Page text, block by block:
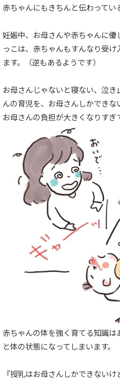
赤ちゃんにもきちんと伝わってい
妊娠中、お母さんや赤ちゃんに
っこは、赤ちゃんもすんなり受
ます。（逆もあるようです）
お母さんじゃないと寝ない、泣
んの育児を、お母さんしかできな
お母さんの負担が大きくなりすぎ
赤ちゃんの体を強く育てる知識
と体の状態になってしまいます。
『授乳はお母さんしかできない